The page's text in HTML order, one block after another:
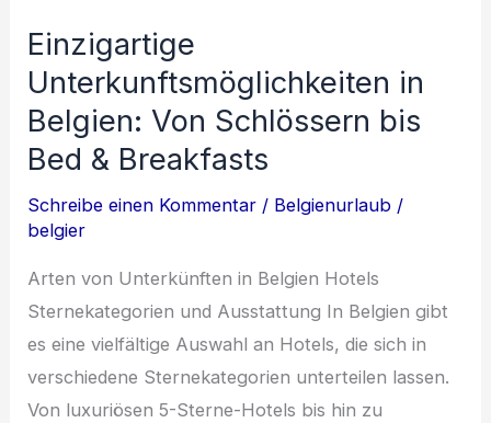
Einzigartige
Unterkunftsmöglichkeiten in
Belgien: Von Schlössern bis
Bed & Breakfasts
Schreibe einen Kommentar / Belgienurlaub /
belgier
Arten von Unterkünften in Belgien Hotels
Sternekategorien und Ausstattung In Belgien gibt
es eine vielfältige Auswahl an Hotels, die sich in
verschiedene Sternekategorien unterteilen lassen.
Von luxuriösen 5-Sterne-Hotels bis hin zu